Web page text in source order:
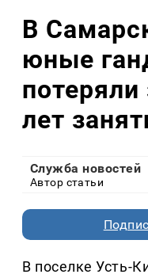
В
юные
потеряли
лет
Служба новостей
Автор статьи
В поселке Усть-